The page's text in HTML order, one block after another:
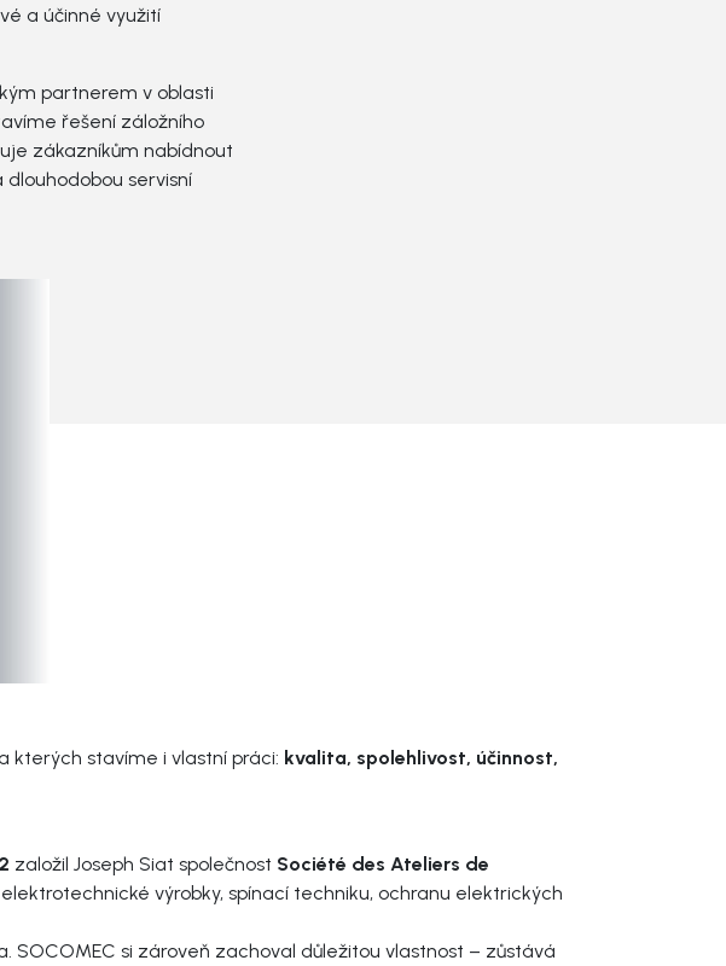
podpora
a účinné využití
partnerem v oblasti
řešení záložního
zákazníkům nabídnout
servisní
kterých stavíme i vlastní práci: kvalita, spolehlivost, účinnost,
založil Joseph Siat společnost Société des Ateliers de
výrobky, spínací techniku, ochranu elektrických
SOCOMEC si zároveň zachoval důležitou vlastnost – zůstává